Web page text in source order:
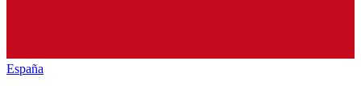
España